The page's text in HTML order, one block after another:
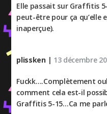
Elle passait sur Graffitis 5-
peut-être pour ça qu’elle
inaperçue).
plissken | 13 décembre
Fuckk….Complètement
comment cela est-il
Graffitis 5-15…Ca me